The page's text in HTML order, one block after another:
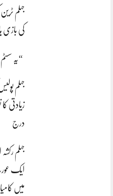
جہلم
کی بازی
“یہ
زیادتی کا
درج
جہلم رکشہ
ایک
میں